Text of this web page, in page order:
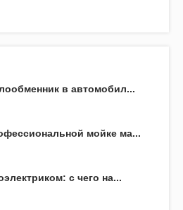
в автомобил...
мойке ма...
с чего на...